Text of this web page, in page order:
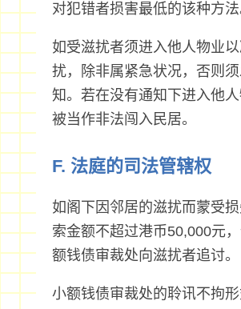
对犯错者损害最低的该种方法
如受滋扰者须进入他人物业
扰，除非属紧急状况，否则
知。若在没有通知下进入他人
被当作非法闯入民居。
F. 法庭的司法管辖权
如阁下因邻居的滋扰而蒙受
索金额不超过港币50,000元
额钱债审裁处向滋扰者追讨。
小额钱债审裁处的聆讯不拘